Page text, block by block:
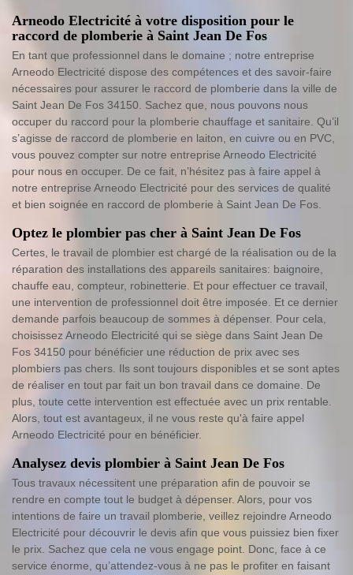
Arneodo Electricité à votre disposition pour le
raccord de plomberie à Saint Jean De Fos
En tant que professionnel dans le domaine ; notre entreprise
Arneodo Electricité dispose des compétences et des savoir-faire
nécessaires pour assurer le raccord de plomberie dans la ville de
Saint Jean De Fos 34150. Sachez que, nous pouvons nous
occuper du raccord pour la plomberie chauffage et sanitaire. Qu’il
s’agisse de raccord de plomberie en laiton, en cuivre ou en PVC,
vous pouvez compter sur notre entreprise Arneodo Electricité
pour nous en occuper. De ce fait, n’hésitez pas à faire appel à
notre entreprise Arneodo Electricité pour des services de qualité
et bien soignée en raccord de plomberie à Saint Jean De Fos.
Optez le plombier pas cher à Saint Jean De Fos
Certes, le travail de plombier est chargé de la réalisation ou de la
réparation des installations des appareils sanitaires: baignoire,
chauffe eau, compteur, robinetterie. Et pour effectuer ce travail,
une intervention de professionnel doit être imposée. Et ce dernier
demande parfois beaucoup de sommes à dépenser. Pour cela,
choisissez Arneodo Electricité qui se siège dans Saint Jean De
Fos 34150 pour bénéficier une réduction de prix avec ses
plombiers pas chers. Ils sont toujours disponibles et se sont aptes
de réaliser en tout par fait un bon travail dans ce domaine. De
plus, toute cette intervention est effectuée avec un prix rentable.
Alors, tout est avantageux, il ne vous reste qu'à faire appel
Arneodo Electricité pour en bénéficier.
Analysez devis plombier à Saint Jean De Fos
Tous travaux nécessitent une préparation afin de pouvoir se
rendre en compte tout le budget à dépenser. Alors, pour vos
intentions de faire un travail plomberie, veillez rejoindre Arneodo
Electricité pour découvrir le devis afin que vous puissiez bien fixer
le prix. Sachez que cela ne vous engage point. Donc, face à ce
service énorme, qu’attendez-vous à ne pas le profiter en faisant